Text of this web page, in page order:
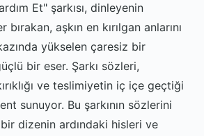
Et" şarkısı, dinleyenin
aşkın en kırılgan anlarını
yükselen çaresiz bir
bir eser. Şarkı sözleri,
ve teslimiyetin iç içe geçtiği
sunuyor. Bu şarkının sözlerini
dizenin ardındaki hisleri ve